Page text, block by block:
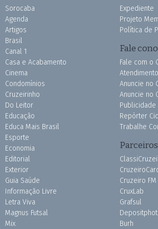
Sorocaba
Agenda
Artigos
Brasil
Canal 1
Casa e Acabamento
Cinema
Condomínios
Cruzeirinho
Do Leitor
Educação
Educa Mais Brasil
Esporte
Economia
Editorial
Exterior
Guia Saúde
Informação Livre
Letra Viva
Magnus Futsal
Mix
Expediente
Projeto
Política de
Fale
Fale com o
Anuncie no
Anuncie no
Publicidade
Repórter
Trabalhe
Parceiros
Cruzeiro FM
CruxLab
Grafsul
Burh